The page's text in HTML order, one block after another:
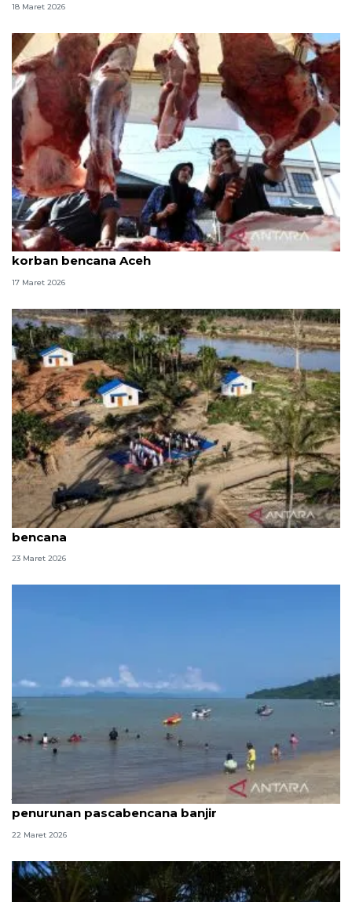
18 Maret 2026
Presiden bantu daging meugang kedua untuk
korban bencana Aceh
17 Maret 2026
Kala pohon pinang jadi pengingat sujud penyintas
bencana
23 Maret 2026
Jumlah pengunjung Pantai Pandan alami
penurunan pascabencana banjir
22 Maret 2026